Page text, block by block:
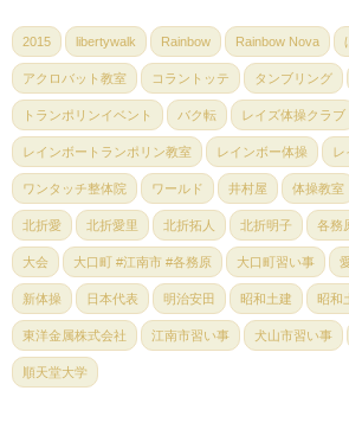
2015 libertywalk Rainbow Rainbow Nova
アクロバット教室 コラントッテ タンブリング
トランポリンイベント バク転 レイズ体操クラブ
レインボートランポリン教室 レインボー体操 レ
ワンタッチ整体院 ワールド 井村屋 体操教室
北折愛 北折愛里 北折拓人 北折明子 各務
大会 大口町 #江南市 #各務原 大口町習い事
新体操 日本代表 明治安田 昭和土建 昭和
東洋金属株式会社 江南市習い事 犬山市習い事
順天堂大学